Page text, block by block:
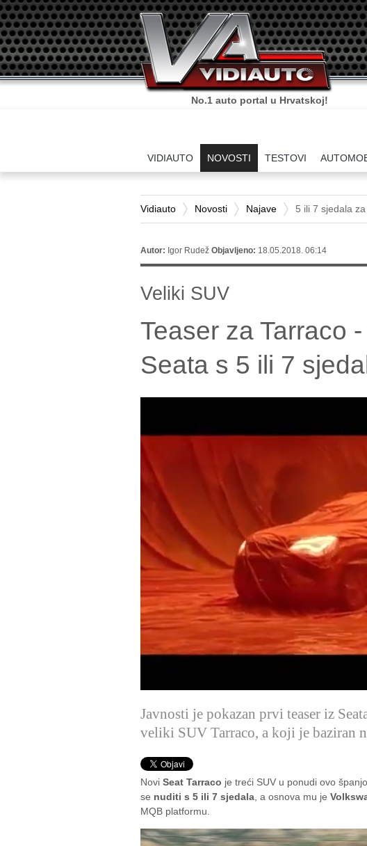
No.1 auto portal u Hrvatskoj!
VIDIAUTO NOVOSTI TESTOVI
Vidiauto Novosti Najave 5 ili 7 sjedala
Autor: Igor Rudež Objavljeno: 18.05.2018. 06:14
Veliki SUV
Teaser za Tarraco
Seata s 5 ili 7
Javnosti je pokazan prvi teaser iz
veliki SUV Tarraco, a koji je baziran
Novi Seat Tarraco je treći SUV u ponudi ovo
se nuditi s 5 ili 7 sjedala , a osnova mu je
MQB platformu.